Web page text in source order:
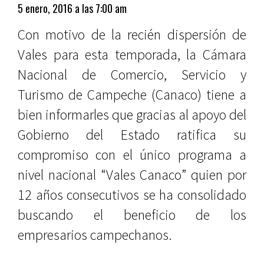
5 enero, 2016 a las 7:00 am
Con motivo de la recién dispersión de
Vales para esta temporada, la Cámara
Nacional de Comercio, Servicio y
Turismo de Campeche (Canaco) tiene a
bien informarles que gracias al apoyo del
Gobierno del Estado ratifica su
compromiso con el único programa a
nivel nacional “Vales Canaco” quien por
12 años consecutivos se ha consolidado
buscando el beneficio de los
empresarios campechanos.